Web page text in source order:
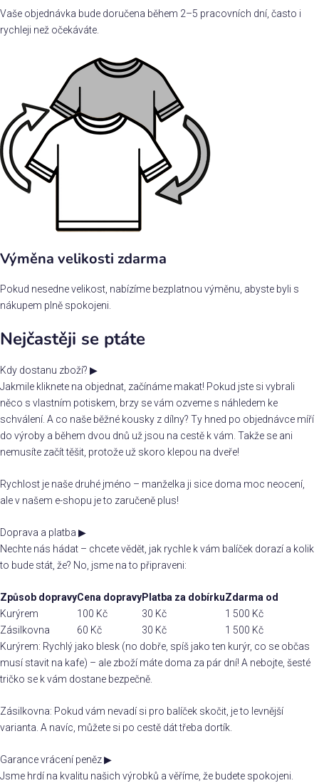
Vaše objednávka bude doručena během 2–5 pracovních dní, často i
rychleji než očekáváte.
Výměna velikosti zdarma
Pokud nesedne velikost, nabízíme bezplatnou výměnu, abyste byli s
nákupem plně spokojeni.
Nejčastěji se ptáte
Kdy dostanu zboží? ▶
Jakmile kliknete na objednat, začínáme makat! Pokud jste si vybrali
něco s vlastním potiskem, brzy se vám ozveme s náhledem ke
schválení. A co naše běžné kousky z dílny? Ty hned po objednávce míří
do výroby a během dvou dnů už jsou na cestě k vám. Takže se ani
nemusíte začít těšit, protože už skoro klepou na dveře!
Rychlost je naše druhé jméno – manželka ji sice doma moc neocení,
ale v našem e-shopu je to zaručeně plus!
Doprava a platba ▶
Nechte nás hádat – chcete vědět, jak rychle k vám balíček dorazí a kolik
to bude stát, že? No, jsme na to připraveni:
Způsob dopravyCena dopravyPlatba za dobírkuZdarma od
Kurýrem
100 Kč 30 Kč
1 500 Kč
Zásilkovna
60 Kč 30 Kč
1 500 Kč
Kurýrem: Rychlý jako blesk (no dobře, spíš jako ten kurýr, co se občas
musí stavit na kafe) – ale zboží máte doma za pár dní! A nebojte, šesté
tričko se k vám dostane bezpečně.
Zásilkovna: Pokud vám nevadí si pro balíček skočit, je to levnější
varianta. A navíc, můžete si po cestě dát třeba dortík.
Garance vrácení peněz▶
Jsme hrdí na kvalitu našich výrobků a věříme, že budete spokojeni.